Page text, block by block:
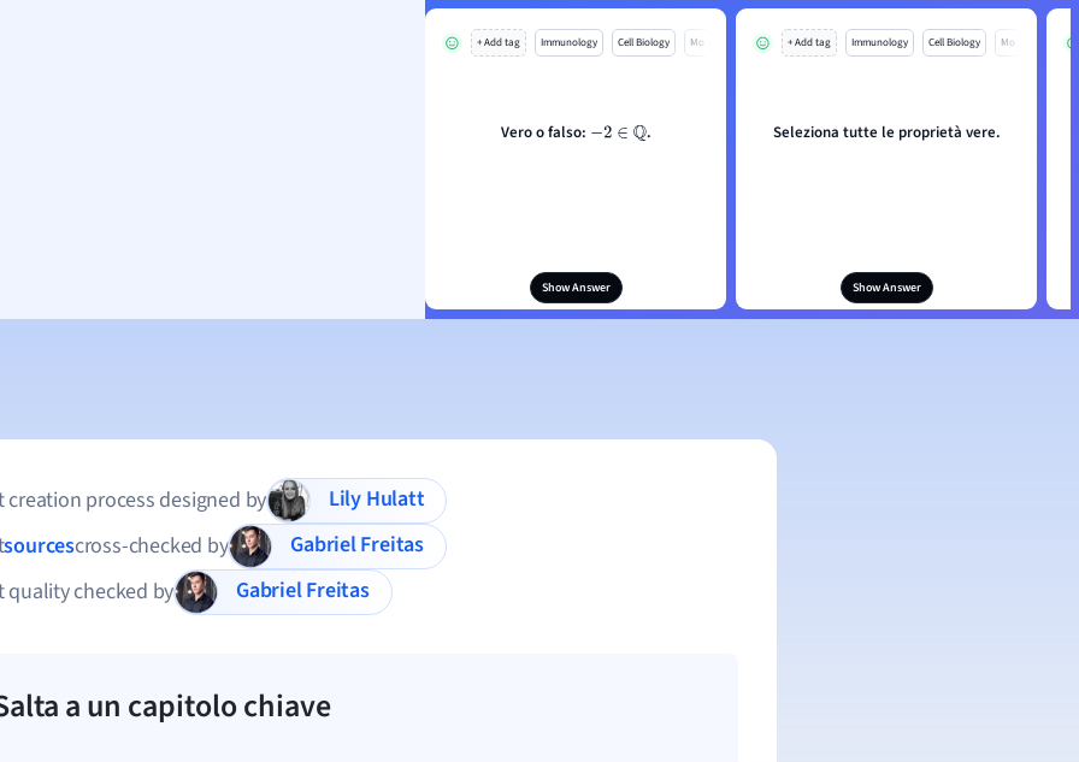
+ Add tag Immunology Cell Biology Mo
Vero o falso: −2∈Q .
Show Answer
+ Add tag Immunology Cell Biology Mo
Seleziona tutte le proprietà vere.
Show Answer
creation process designed by
Lily Hulatt
sourcescross-checked by
Gabriel Freitas
quality checked by
Gabriel Freitas
a un capitolo chiave